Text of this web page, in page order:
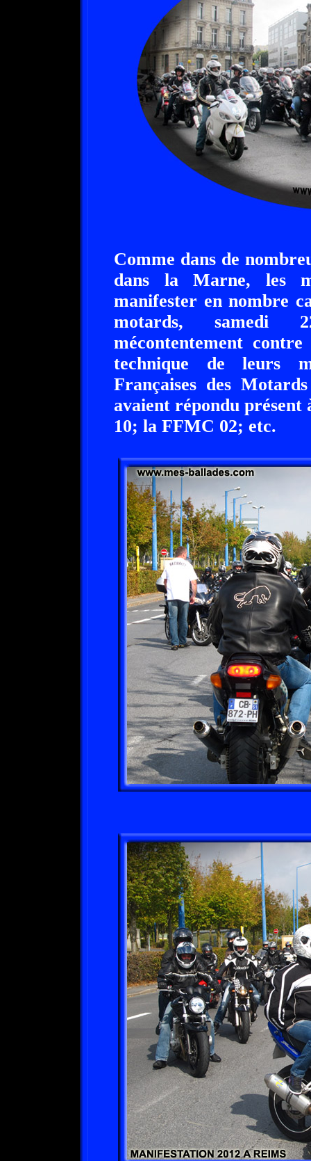
Comme dans de
dans la Marne, les
manifester en nombre
motards, samedi
mécontentement
technique de leurs
Françaises des
avaient répondu
10; la FFMC 02; etc.